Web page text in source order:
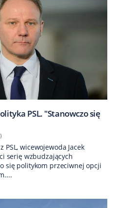
PSL. "Stanowczo się
PSL, wicewojewoda Jacek
serię wzbudzających
się politykom przeciwnej opcji